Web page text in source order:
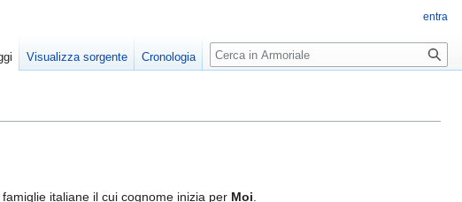
italiane il cui cognome inizia per Moi.
entra
Visualizza sorgente Cronologia Ricerca